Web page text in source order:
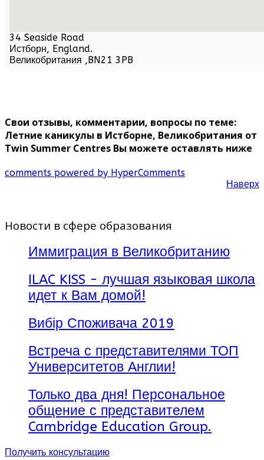
34 Seaside Road
Истборн, England.
Великобритания , BN21 3PB
Свои отзывы, комментарии, вопросы по теме:
Летние каникулы в Истборне, Великобритания от
Twin Summer Centres Вы можете оставлять ниже
comments powered by HyperComments
Наверх
Новости в сфере образования
Иммиграция в Великобританию
ILAC KISS - лучшая языковая школа
идет к Вам домой!
Вибір Споживача 2019
Встреча с представителями ТОП
Университетов Англии!
Только два дня! Персональное
общение с представителем
Cambridge Education Group.
Получить консультацию